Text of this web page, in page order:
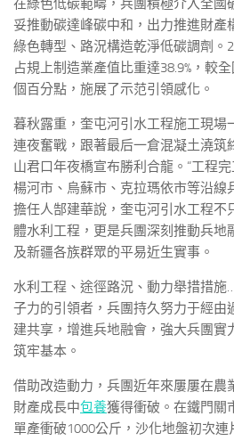
在綠色低碳範疇，兵團積極介入全國
妥推動碳達峰碳中和，出力推進財產
綠色轉型、路況構造乾淨低碳調劑。
占規上制造業產值比重達38.9%，較
個百分點，施展了示范引領感化。
暮秋露重，奎屯河引水工程施工現場
連夜奮戰，跟著最后一倉混凝土澆
山君口年夜橋宣布勝利合龍。“工程
楊河市、烏蘇市、克拉瑪依市等沿線
擔任人郜建華說，奎屯河引水工程不
體水利工程，更是兵團深刻推動兵地
及新疆各族群眾的平易近生實事。
水利工程、途徑路況、動力舉措措
子力的引領者，兵團持久努力于經由
建共享，增進兵地融會，強大兵團實
筑牢基本。
借助改造動力，兵團近年來屢屢在農
財產成長中包養獲得衝破。在鐵門關
單產衝破1000公斤，沙化地盤初次連